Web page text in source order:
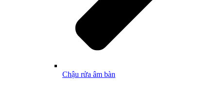
Chậu rửa âm bàn